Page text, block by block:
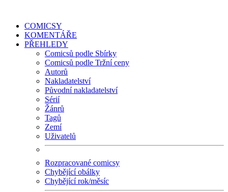
COMICSY
KOMENTÁŘE
PŘEHLEDY
Comicsů podle Sbírky
Comicsů podle Tržní ceny
Autorů
Nakladatelství
Původní nakladatelství
Sérií
Žánrů
Tagů
Zemí
Uživatelů
Rozpracované comicsy
Chybějící obálky
Chybějící rok/měsíc